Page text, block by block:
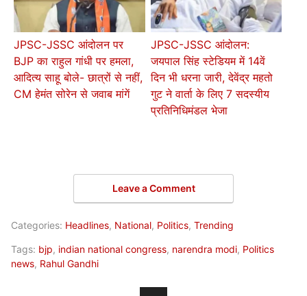
JPSC-JSSC आंदोलन पर
BJP का राहुल गांधी पर हमला,
आदित्य साहू बोले- छात्रों से नहीं,
CM हेमंत सोरेन से जवाब मांगें
JPSC-JSSC आंदोलन:
जयपाल सिंह स्टेडियम में 14वें
दिन भी धरना जारी, देवेंद्र महतो
गुट ने वार्ता के लिए 7 सदस्यीय
प्रतिनिधिमंडल भेजा
Leave a Comment
Categories: Headlines, National, Politics, Trending
Tags: bjp, indian national congress, narendra modi, Politics
news, Rahul Gandhi